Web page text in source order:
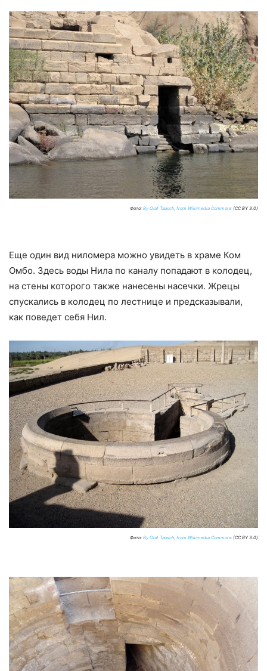
Фото: By Olaf Tausch, from Wikimedia Commons (CC BY 3.0)
Еще один вид ниломера можно увидеть в храме Ком
Омбо. Здесь воды Нила по каналу попадают в колодец,
на стены которого также нанесены насечки. Жрецы
спускались в колодец по лестнице и предсказывали,
как поведет себя Нил.
Фото: By Olaf Tausch, from Wikimedia Commons (CC BY 3.0)